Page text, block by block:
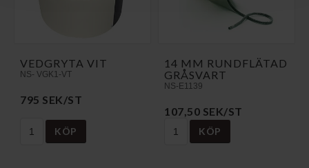
VEDGRYTA VIT
NS- VGK1-VT
795 SEK/ST
KÖP
14 MM RUNDFLÄTAD
GRÅSVART
NS-E1139
107,50 SEK/ST
KÖP